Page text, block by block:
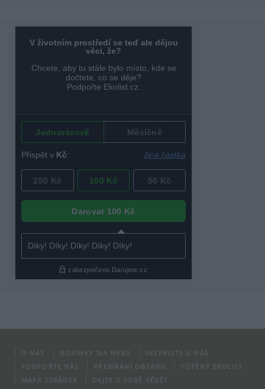
O NÁS NOVINKY NA WEBU
INZERUJTE U NÁS
PODPOŘTE NÁS
PŘEBÍRÁNÍ OBSAHU
TIŠTĚNÝ EKOLIST
MAPA STRÁNEK
DEJTE O SOBĚ VĚDĚT